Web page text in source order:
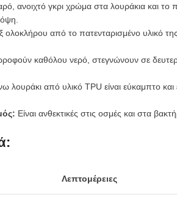
ανοιχτό γκρι χρώμα στα λουράκια και το
ολοκλήρου από το πατενταρισμένο υλικό
καθόλου νερό, στεγνώνουν σε
λουράκι από υλικό TPU είναι εύκαμπτο
Είναι ανθεκτικές στις οσμές και στα
Λεπτομέρειες